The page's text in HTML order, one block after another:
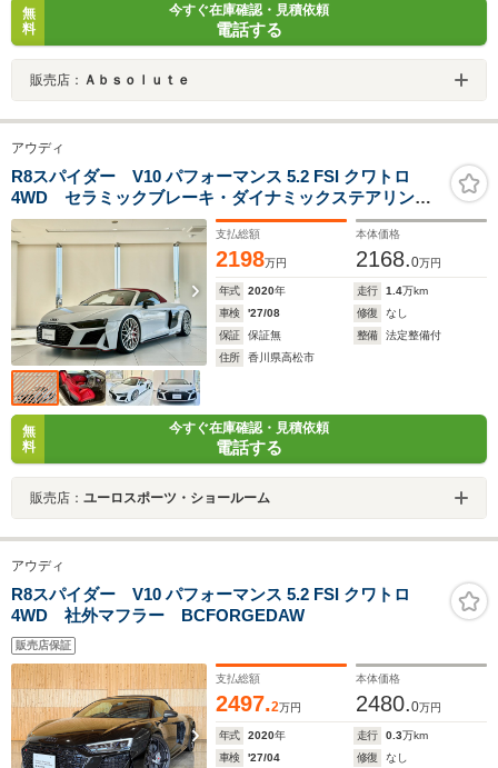
無
料
今すぐ在庫確認・見積依頼
電話する
販売店： Ａｂｓｏｌｕｔｅ
アウディ
R8スパイダー V10 パフォーマンス 5.2 FSI クワトロ
4WD セラミックブレーキ・ダイナミックステアリン
グ・グロスレッドブレーキキャリパー・ファインナッパ
レザー・ダイヤモンドステッチ・リアビューカメラ
支払総額
2198万円
本体価格
2168.0万円
年式 2020年 走行 1.4万km
車検
'27/08 修復
なし
保証
保証無 整備
法定整備付
住所
香川県高松市
無
料
今すぐ在庫確認・見積依頼
電話する
販売店： ユーロスポーツ・ショールーム
アウディ
R8スパイダー V10 パフォーマンス 5.2 FSI クワトロ
4WD 社外マフラー BCFORGEDAW
販売店保証
支払総額
2497.2万円
本体価格
2480.0万円
年式 2020年 走行 0.3万km
車検
'27/04 修復
なし